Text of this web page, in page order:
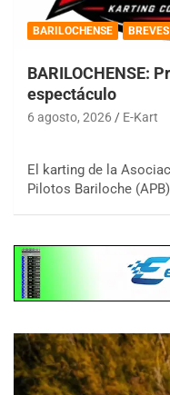
BARILOCHENSE BREVES
BARILOCHENSE:
espectáculo
6 agosto, 2026 E-Kart
El karting de la
Pilotos Bariloche